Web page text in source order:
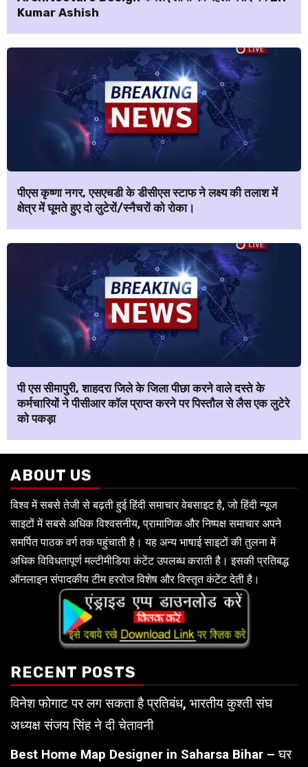
Kumar Ashish
पीएस कृष्णा नगर, एसएचडी के डीसीएस स्टाफ ने लक्ष्य की तलाश में
क्षेत्र में घूमते हुए दो लुटेरों/स्नैचरों को रोका।
पी एस सीमापुरी, शाहदरा जिले के जिला पीछा करने वाले दस्ते के
कर्मचारियों ने पीसीआर कॉल प्राप्त करने पर पिस्तौल से लैस एक लुटेरे
को पकड़ा
ABOUT US
विश्व में सबसे तेजी से बढ़ती हुई हिंदी समाचार वेबसाइट है, जो हिंदी न्यूज
साइटों में सबसे अधिक विश्वसनीय, प्रामाणिक और निष्पक्ष समाचार अपने
समर्पित पाठक वर्ग तक पहुंचाती है। यह अन्य भाषाई साइटों की तुलना में
अधिक विविधतापूर्ण मल्टीमीडिया कंटेंट उपलब्ध कराती है। इसकी प्रतिबद्ध
ऑनलाइन संपादकीय टीम हररोज विशेष और विस्तृत कंटेंट देती है।
RECENT POSTS
विनेश फोगाट पर लग सकता है प्रतिबंध, भारतीय कुश्ती संघ
अध्यक्ष संजय सिंह ने दी चेतावनी
Best Home Map Designer in Saharsa Bihar – घर